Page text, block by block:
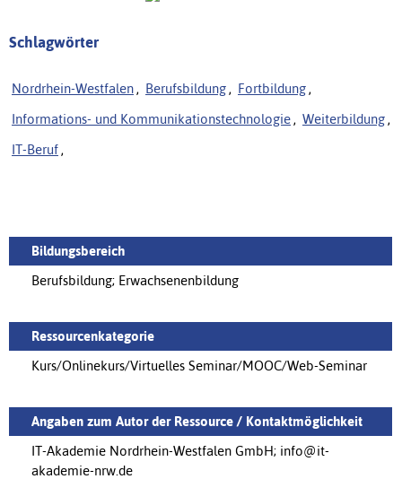
Schlagwörter
Nordrhein-Westfalen , Berufsbildung , Fortbildung ,
Informations- und Kommunikationstechnologie , Weiterbildung ,
IT-Beruf ,
Bildungsbereich
Berufsbildung; Erwachsenenbildung
Ressourcenkategorie
Kurs/Onlinekurs/Virtuelles Seminar/MOOC/Web-Seminar
Angaben zum Autor der Ressource / Kontaktmöglichkeit
IT-Akademie Nordrhein-Westfalen GmbH; info@it-
akademie-nrw.de